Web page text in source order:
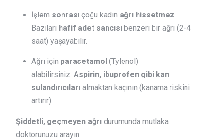
İşlem sonrası çoğu kadın ağrı hissetmez.
Bazıları hafif adet sancısı benzeri bir ağrı (2-4
saat) yaşayabilir.
Ağrı için parasetamol (Tylenol)
alabilirsiniz. Aspirin, ibuprofen gibi kan
sulandırıcıları almaktan kaçının (kanama riskini
artırır).
Şiddetli, geçmeyen ağrı durumunda mutlaka
doktorunuzu arayın.